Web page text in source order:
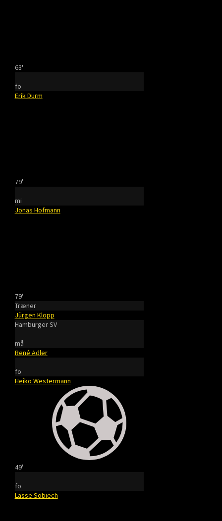
63'
fo
Erik Durm
79'
mi
Jonas Hofmann
79'
Træner
Jürgen Klopp
Hamburger SV
må
René Adler
fo
Heiko Westermann
49'
fo
Lasse Sobiech